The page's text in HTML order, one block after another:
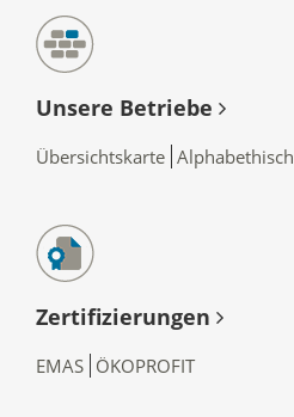
Unsere Betriebe
Übersichtskarte Alphabethisch
Zertifizierungen
EMAS ÖKOPROFIT